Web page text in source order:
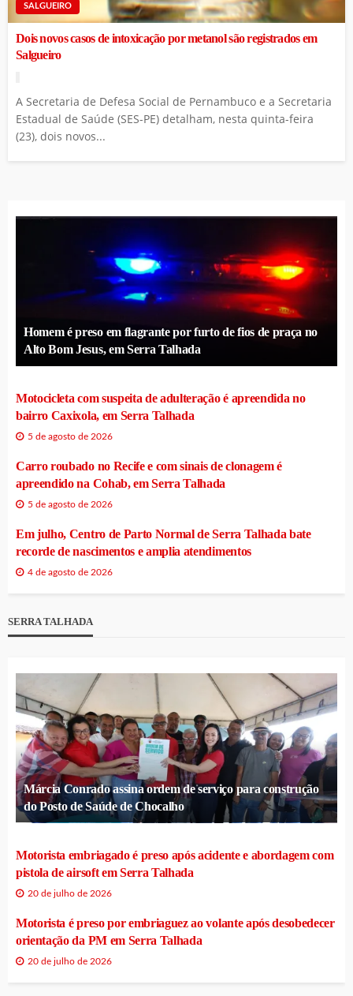
SALGUEIRO
Dois novos casos de intoxicação por metanol são registrados em
Salgueiro
A Secretaria de Defesa Social de Pernambuco e a Secretaria
Estadual de Saúde (SES-PE) detalham, nesta quinta-feira
(23), dois novos...
Homem é preso em flagrante por furto de fios de praça no
Alto Bom Jesus, em Serra Talhada
Motocicleta com suspeita de adulteração é apreendida no
bairro Caxixola, em Serra Talhada
5 de agosto de 2026
Carro roubado no Recife e com sinais de clonagem é
apreendido na Cohab, em Serra Talhada
5 de agosto de 2026
Em julho, Centro de Parto Normal de Serra Talhada bate
recorde de nascimentos e amplia atendimentos
4 de agosto de 2026
SERRA TALHADA
Márcia Conrado assina ordem de serviço para construção
do Posto de Saúde de Chocalho
Motorista embriagado é preso após acidente e abordagem com
pistola de airsoft em Serra Talhada
20 de julho de 2026
Motorista é preso por embriaguez ao volante após desobedecer
orientação da PM em Serra Talhada
20 de julho de 2026